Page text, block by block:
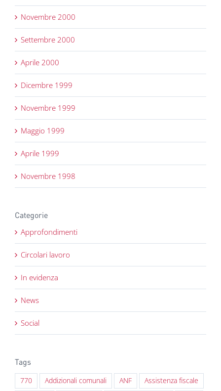
Novembre 2000
Settembre 2000
Aprile 2000
Dicembre 1999
Novembre 1999
Maggio 1999
Aprile 1999
Novembre 1998
Categorie
Approfondimenti
Circolari lavoro
In evidenza
News
Social
Tags
770 Addizionali comunali ANF
Assistenza fiscale